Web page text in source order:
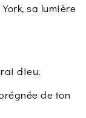
sa lumière
dieu.
de ton